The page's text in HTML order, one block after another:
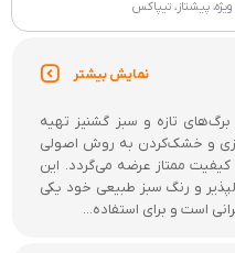
پیشتاز، تیپاکس
نمایش بیشتر
تازه و سبز گشنیز تهیه
و خشک‌کردن به روش اصولی
ممتاز عرضه می‌گردد. این
و رنگ سبز طبیعی خود یکی
است و برای استفاده...